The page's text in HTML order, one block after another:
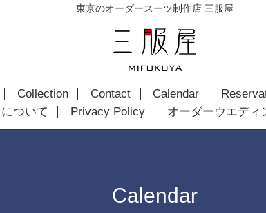
東京のオーダースーツ制作店 三服屋
Collection Contact Calendar
ついて
Privacy Policy オーダーウエディ
Calendar